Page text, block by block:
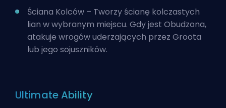
Ściana Kolców – Tworzy ścianę kolczastych
lian w wybranym miejscu. Gdy jest Obudzona,
atakuje wrogów uderzających przez Groota
lub jego sojuszników.
Ultimate Ability